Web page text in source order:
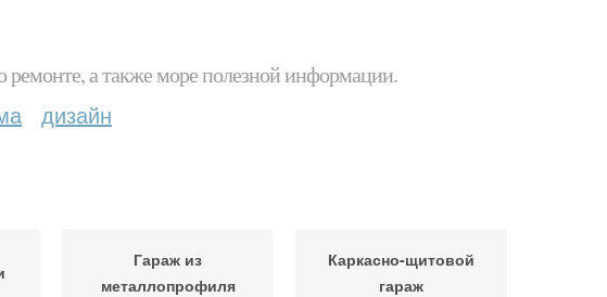
ремонте, а также море полезной информации.
дизайн
Гараж из
металлопрофиля
Каркасно-щитовой
гараж